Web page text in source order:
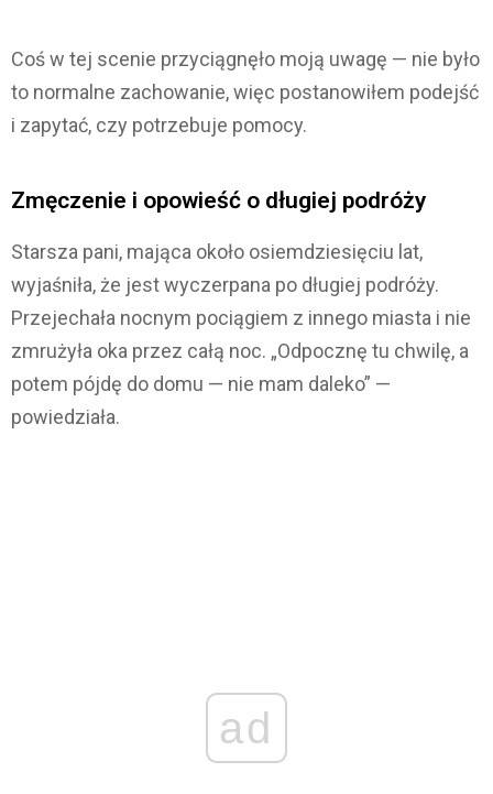
Coś w tej scenie przyciągnęło moją uwagę — nie było
to normalne zachowanie, więc postanowiłem podejść
i zapytać, czy potrzebuje pomocy.
Zmęczenie i opowieść o długiej podróży
Starsza pani, mająca około osiemdziesięciu lat,
wyjaśniła, że jest wyczerpana po długiej podróży.
Przejechała nocnym pociągiem z innego miasta i nie
zmrużyła oka przez całą noc. „Odpocznę tu chwilę, a
potem pójdę do domu — nie mam daleko” —
powiedziała.
ad